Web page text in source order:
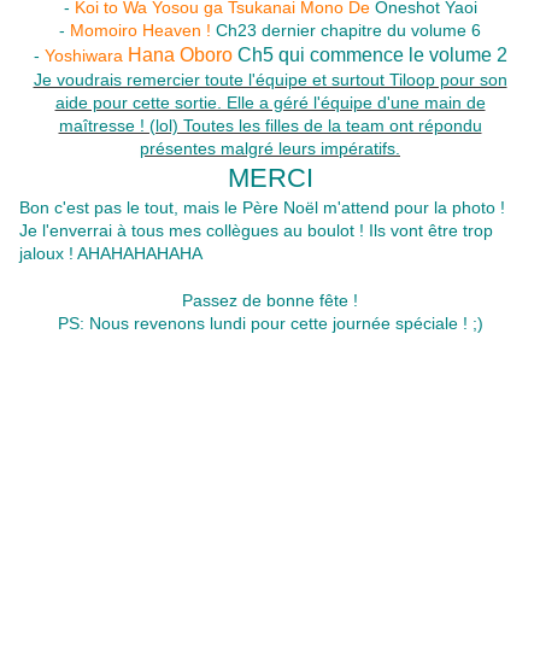
- Koi to Wa Yosou ga Tsukanai Mono DeOneshot Yaoi
- Momoiro Heaven ! Ch23 dernier chapitre du volume 6
- Yoshiwara Hana OboroCh5 qui commence le volume 2
Je voudrais remercier toute l'équipe et surtout Tiloop pour son
aide pour cette sortie. Elle a géré l'équipe d'une main de
maîtresse ! (lol) Toutes les filles de la team ont répondu
présentes malgré leurs impératifs.
MERCI
Bon c'est pas le tout, mais le Père Noël m'attend pour la photo !
Je l'enverrai à tous mes collègues au boulot ! Ils vont être trop
jaloux ! AHAHAHAHAHA
Passez de bonne fête !
PS: Nous revenons lundi pour cette journée spéciale ! ;)